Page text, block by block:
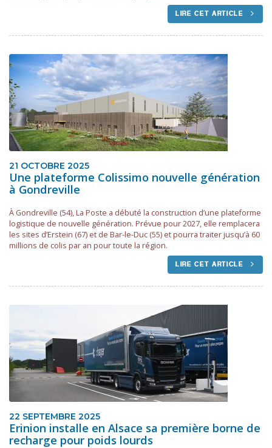
LIRE CET ARTICLE
21 OCTOBRE 2025
Une plateforme Colissimo nouvelle génération
à Gondreville
À Gondreville (54), La Poste a débuté la construction d’une plateforme
logistique de nouvelle génération. Prévue pour 2027, elle remplacera
les sites d’Erstein (67) et de Bar-le-Duc (55) et pourra traiter jusqu’à 60
millions de colis par an pour toute la région.
LIRE CET ARTICLE
22 SEPTEMBRE 2025
Erinion installe en Alsace sa première borne de
recharge pour poids lourds